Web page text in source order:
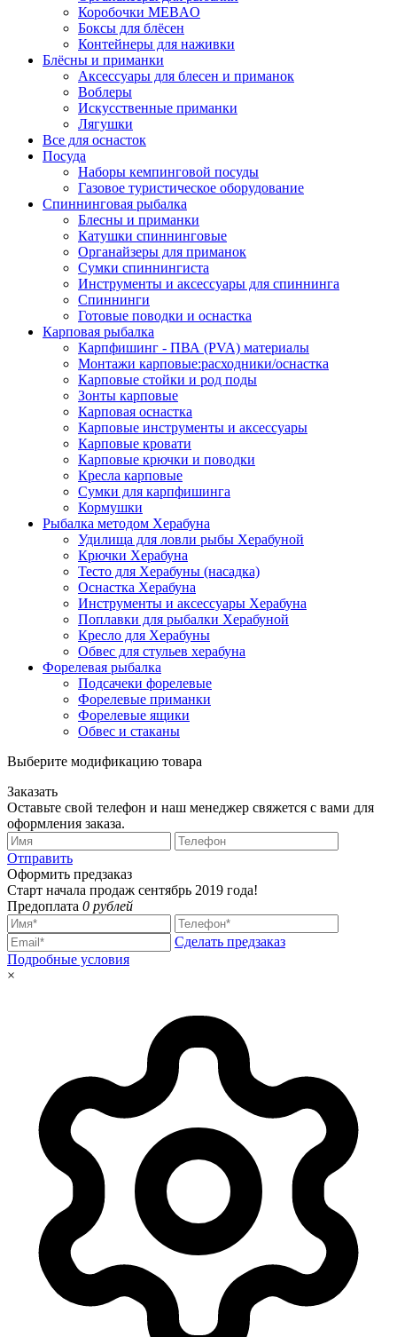
Коробочки MEBAO
Боксы для блёсен
Контейнеры для наживки
Блёсны и приманки
Аксессуары для блесен и приманок
Воблеры
Искусственные приманки
Лягушки
Все для оснасток
Посуда
Наборы кемпинговой посуды
Газовое туристическое оборудование
Спиннинговая рыбалка
Блесны и приманки
Катушки спиннинговые
Органайзеры для приманок
Сумки спиннингиста
Инструменты и аксессуары для спиннинга
Спиннинги
Готовые поводки и оснастка
Карповая рыбалка
Карпфишинг - ПВА (PVA) материалы
Монтажи карповые:расходники/оснастка
Карповые стойки и род поды
Зонты карповые
Карповая оснастка
Карповые инструменты и аксессуары
Карповые кровати
Карповые крючки и поводки
Кресла карповые
Сумки для карпфишинга
Кормушки
Рыбалка методом Херабуна
Удилища для ловли рыбы Херабуной
Крючки Херабуна
Тесто для Херабуны (насадка)
Оснастка Херабуна
Инструменты и аксессуары Херабуна
Поплавки для рыбалки Херабуной
Кресло для Херабуны
Обвес для стульев херабуна
Форелевая рыбалка
Подсачеки форелевые
Форелевые приманки
Форелевые ящики
Обвес и стаканы
Выберите модификацию товара
Заказать
Оставьте свой телефон и наш менеджер свяжется с вами для
оформления заказа.
Отправить
Оформить предзаказ
Старт начала продаж сентябрь 2019 года!
Предоплата 0 рублей
Сделать предзаказ
Подробные условия
×